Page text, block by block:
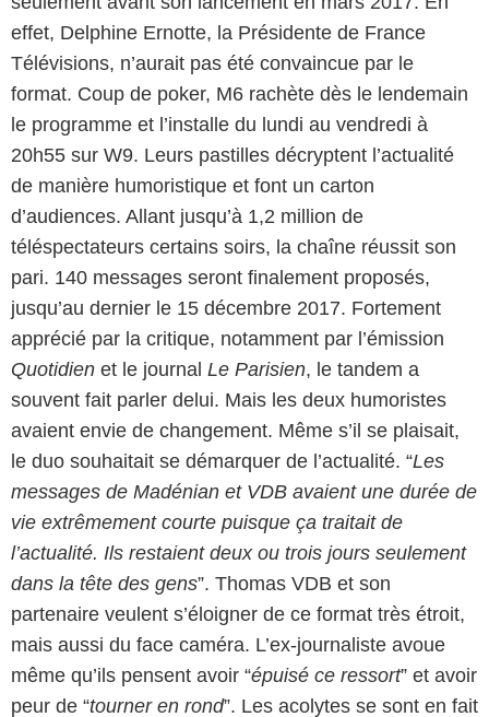
effet, Delphine Ernotte, la Présidente de France
Télévisions, n’aurait pas été convaincue par le
format. Coup de poker, M6 rachète dès le lendemain
le programme et l’installe du lundi au vendredi à
20h55 sur W9. Leurs pastilles décryptent l’actualité
de manière humoristique et font un carton
d’audiences. Allant jusqu’à 1,2 million de
téléspectateurs certains soirs, la chaîne réussit son
pari. 140 messages seront finalement proposés,
jusqu’au dernier le 15 décembre 2017. Fortement
apprécié par la critique, notamment par l’émission
Quotidien et le journal Le Parisien, le tandem a
souvent fait parler delui. Mais les deux humoristes
avaient envie de changement. Même s’il se plaisait,
le duo souhaitait se démarquer de l’actualité. “Les
messages de Madénian et VDB avaient une durée de
vie extrêmement courte puisque ça traitait de
l’actualité. Ils restaient deux ou trois jours seulement
dans la tête des gens”. Thomas VDB et son
partenaire veulent s’éloigner de ce format très étroit,
mais aussi du face caméra. L’ex-journaliste avoue
même qu’ils pensent avoir “épuisé ce ressort” et avoir
peur de “tourner en rond”. Les acolytes se sont en fait